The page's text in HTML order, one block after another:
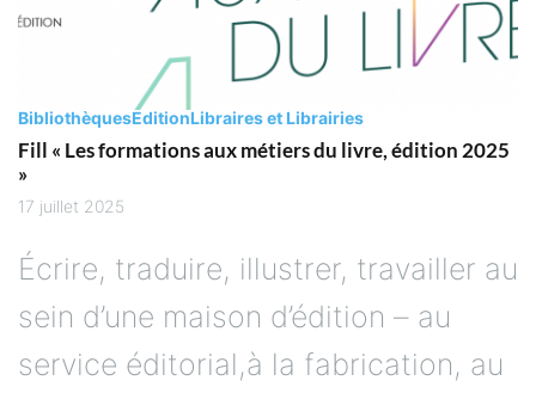
BibliothèquesEditionLibraires et Librairies
Fill « Les formations aux métiers du livre, édition 2025
»
17 juillet 2025
Écrire, traduire, illustrer, travailler au
sein d’une maison d’édition – au
service éditorial,à la fabrication, au